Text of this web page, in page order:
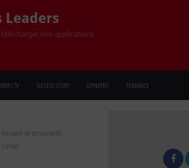
Leaders
nos applications
TV SUCCESS STORY OPINIONS TENDANCE
Annuaire de personnalités
Contact